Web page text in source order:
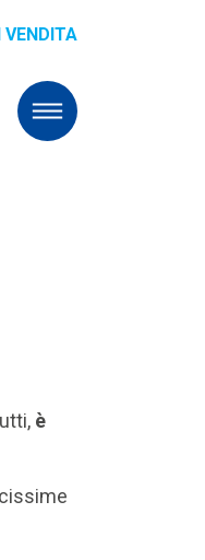
VENDITA
è